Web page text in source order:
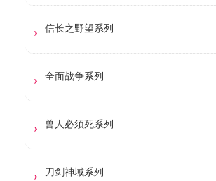
信长之野望系列
全面战争系列
兽人必须死系列
刀剑神域系列